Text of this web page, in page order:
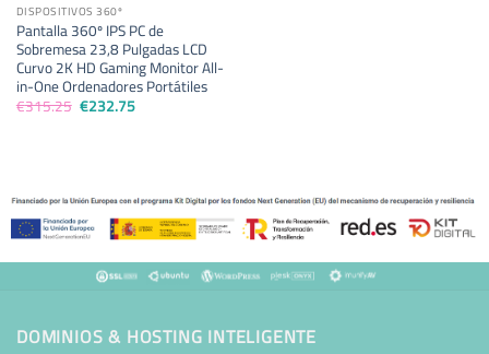
DISPOSITIVOS 360º
Pantalla 360º IPS PC de
Sobremesa 23,8 Pulgadas LCD
Curvo 2K HD Gaming Monitor All-
in-One Ordenadores Portátiles
€315.25 El
precio
€232.75Elprecio
DOMINIOS & HOSTING INTELIGENTE